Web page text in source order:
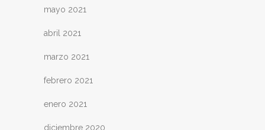
mayo 2021
abril 2021
marzo 2021
febrero 2021
enero 2021
diciembre 2020